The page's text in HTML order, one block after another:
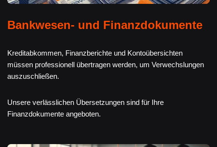
Bankwesen- und Finanzdokumente
Kreditabkommen, Finanzberichte und Kontoübersichten
müssen professionell übertragen werden, um Verwechslungen
auszuschließen.
Unsere verlässlichen Übersetzungen sind für Ihre
Finanzdokumente angeboten.